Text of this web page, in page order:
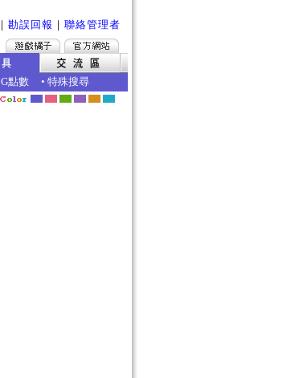
｜ 勘誤回報 ｜ 聯絡管理者
G點數 • 特殊搜尋